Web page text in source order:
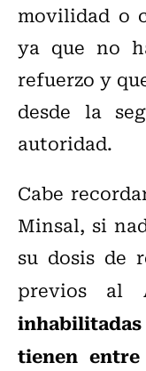
movilidad o
ya que no
refuerzo y
desde la
autoridad.
Cabe
Minsal, si
su dosis de
previos al
inhabilitadas
tienen